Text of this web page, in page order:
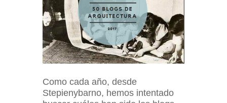
Como cada año, desde
Stepienybarno, hemos intentado